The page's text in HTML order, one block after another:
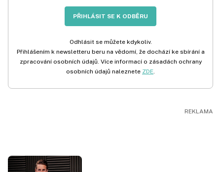
PŘIHLÁSIT SE K ODBĚRU
Odhlásit se můžete kdykoliv.
Přihlášením k newsletteru beru na vědomí, že dochází ke sbírání a
zpracování osobních údajů. Více informací o zásadách ochrany
osobních údajů naleznete ZDE.